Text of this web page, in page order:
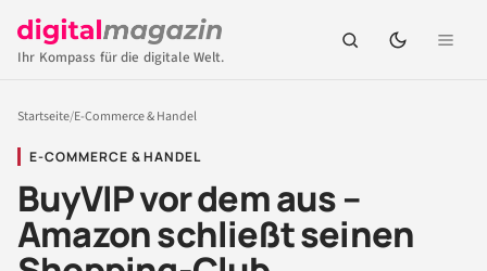
Ihr Kompass für die digitale Welt.
Startseite/E-Commerce & Handel
E-COMMERCE & HANDEL
BuyVIP vor dem aus –
Amazon schließt seinen